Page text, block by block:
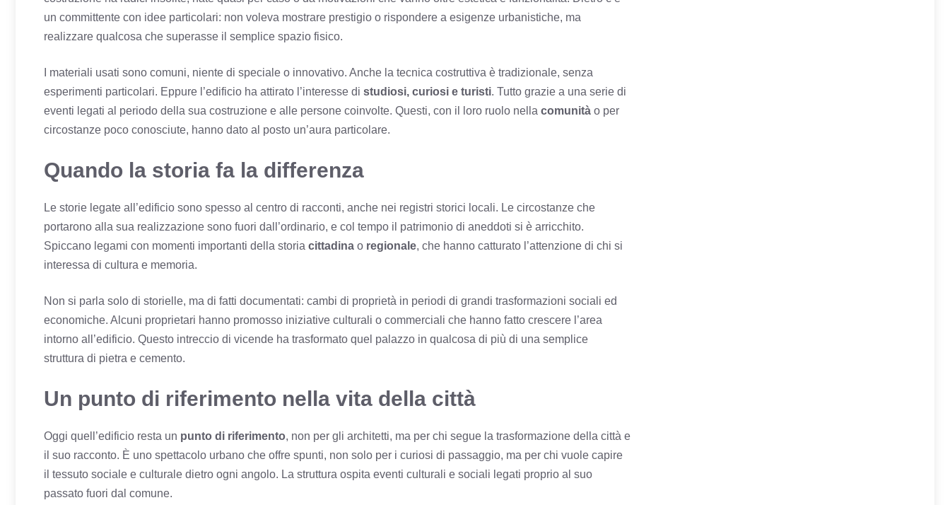
un committente con idee particolari: non voleva mostrare prestigio o rispondere a esigenze urbanistiche, ma
realizzare qualcosa che superasse il semplice spazio fisico.
I materiali usati sono comuni, niente di speciale o innovativo. Anche la tecnica costruttiva è tradizionale, senza
esperimenti particolari. Eppure l’edificio ha attirato l’interesse di studiosi, curiosi e turisti. Tutto grazie a una serie di
eventi legati al periodo della sua costruzione e alle persone coinvolte. Questi, con il loro ruolo nella comunità o per
circostanze poco conosciute, hanno dato al posto un’aura particolare.
Quando la storia fa la differenza
Le storie legate all’edificio sono spesso al centro di racconti, anche nei registri storici locali. Le circostanze che
portarono alla sua realizzazione sono fuori dall’ordinario, e col tempo il patrimonio di aneddoti si è arricchito.
Spiccano legami con momenti importanti della storia cittadina o regionale, che hanno catturato l’attenzione di chi si
interessa di cultura e memoria.
Non si parla solo di storielle, ma di fatti documentati: cambi di proprietà in periodi di grandi trasformazioni sociali ed
economiche. Alcuni proprietari hanno promosso iniziative culturali o commerciali che hanno fatto crescere l’area
intorno all’edificio. Questo intreccio di vicende ha trasformato quel palazzo in qualcosa di più di una semplice
struttura di pietra e cemento.
Un punto di riferimento nella vita della città
Oggi quell’edificio resta un punto di riferimento, non per gli architetti, ma per chi segue la trasformazione della città e
il suo racconto. È uno spettacolo urbano che offre spunti, non solo per i curiosi di passaggio, ma per chi vuole capire
il tessuto sociale e culturale dietro ogni angolo. La struttura ospita eventi culturali e sociali legati proprio al suo
passato fuori dal comune.